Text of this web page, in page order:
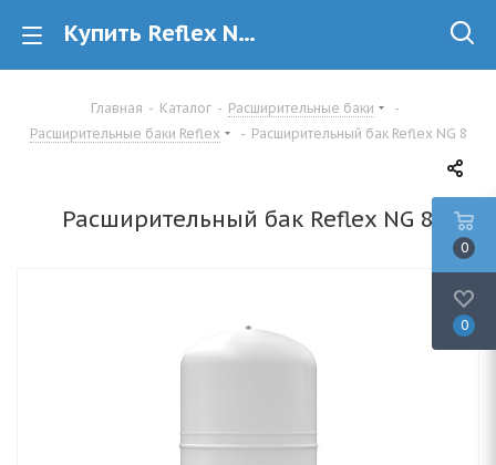
Купить Reflex NG 8 расширительный бак в Минске
Главная - Каталог - Расширительные баки
-
Расширительные баки Reflex
- Расширительный бак Reflex NG 8
Расширительный бак Reflex NG 8
0
0